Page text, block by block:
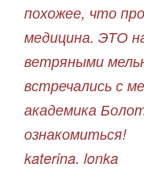
похожее, что
медицина. ЭТО
ветряными
встречались с
академика
ознакомиться!
katerina. lonka